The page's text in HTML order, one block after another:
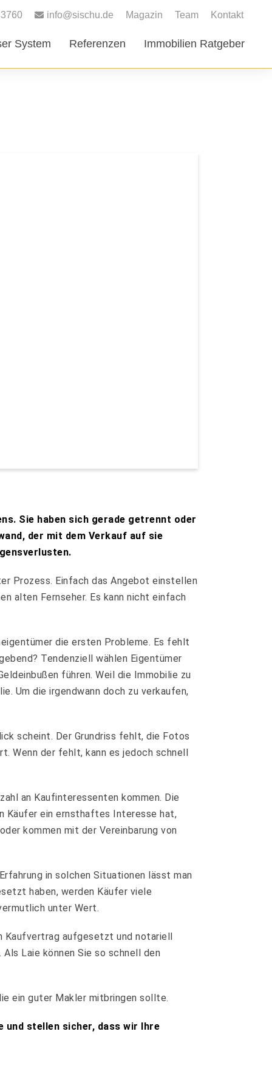
info@sischu.de Magazin Team Kontakt
System Referenzen Immobilien Ratgeber
Sie haben sich gerade getrennt oder
der mit dem Verkauf auf sie
Prozess. Einfach das Angebot einstellen
alten Fernseher. Es kann nicht einfach
die ersten Probleme. Es fehlt
Tendenziell wählen Eigentümer
führen. Weil die Immobilie zu
Um die irgendwann doch zu verkaufen,
scheint. Der Grundriss fehlt, die Fotos
Wenn der fehlt, kann es jedoch schnell
an Kaufinteressenten kommen. Die
Käufer ein ernsthaftes Interesse hat,
kommen mit der Vereinbarung von
in solchen Situationen lässt man
haben, werden Käufer viele
unter Wert.
Kaufvertrag aufgesetzt und notariell
Laie können Sie so schnell den
ein guter Makler mitbringen sollte.
und stellen sicher, dass wir Ihre